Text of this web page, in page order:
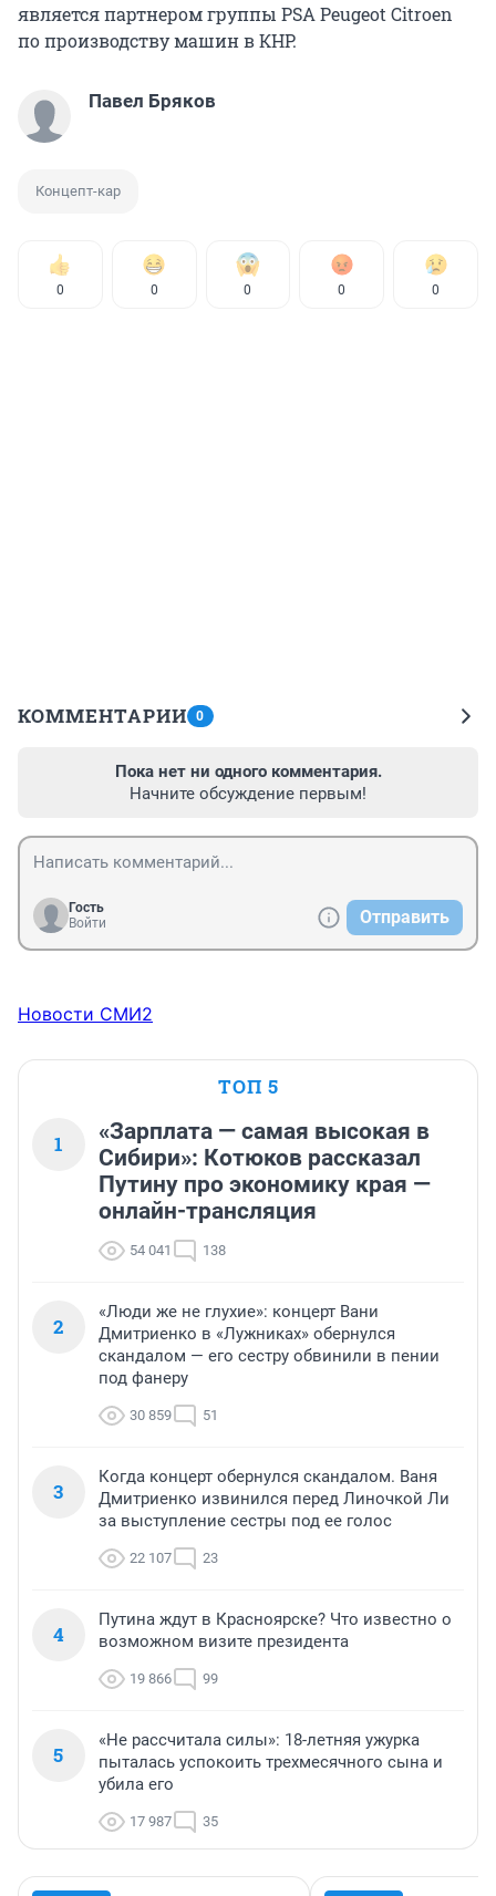
является партнером группы PSA Peugeot Citroen
по производству машин в КНР.
Павел Бряков
Концепт-кар
0 0 0 0 0
КОММЕНТАРИИ 0
Пока нет ни одного комментария.
Начните обсуждение первым!
Гость
Войти
Отправить
Новости СМИ2
ТОП 5
1
«Зарплата — самая высокая в
Сибири»: Котюков рассказал
Путину про экономику края —
онлайн-трансляция
54 041 138
2
«Люди же не глухие»: концерт Вани
Дмитриенко в «Лужниках» обернулся
скандалом — его сестру обвинили в пении
под фанеру
30 859 51
3
Когда концерт обернулся скандалом. Ваня
Дмитриенко извинился перед Линочкой Ли
за выступление сестры под ее голос
22 107 23
4
Путина ждут в Красноярске? Что известно о
возможном визите президента
19 866 99
5
«Не рассчитала силы»: 18-летняя ужурка
пыталась успокоить трехмесячного сына и
убила его
17 987 35